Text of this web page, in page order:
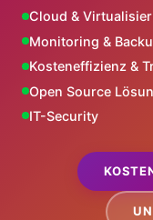
Cloud &
Monitoring &
Kosteneffizienz &
Open Source
IT-Security